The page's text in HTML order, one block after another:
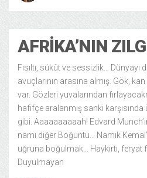
AFRIKA’NIN
Fısıltı, sükût ve sessizlik…
avuçlarının arasına almış. Gök, kan
var. Gözleri yuvalarından
hafifçe aralanmış sanki
gibi. Aaaaaaaaaah! Edvard
namı diğer Boğuntu… Namık
uğruna boğulmak… Haykırtı, feryat
Duyulmayan